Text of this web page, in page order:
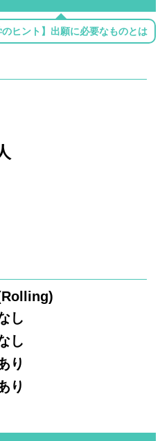
のヒント】出願に必要なものとは
し
し
り
り